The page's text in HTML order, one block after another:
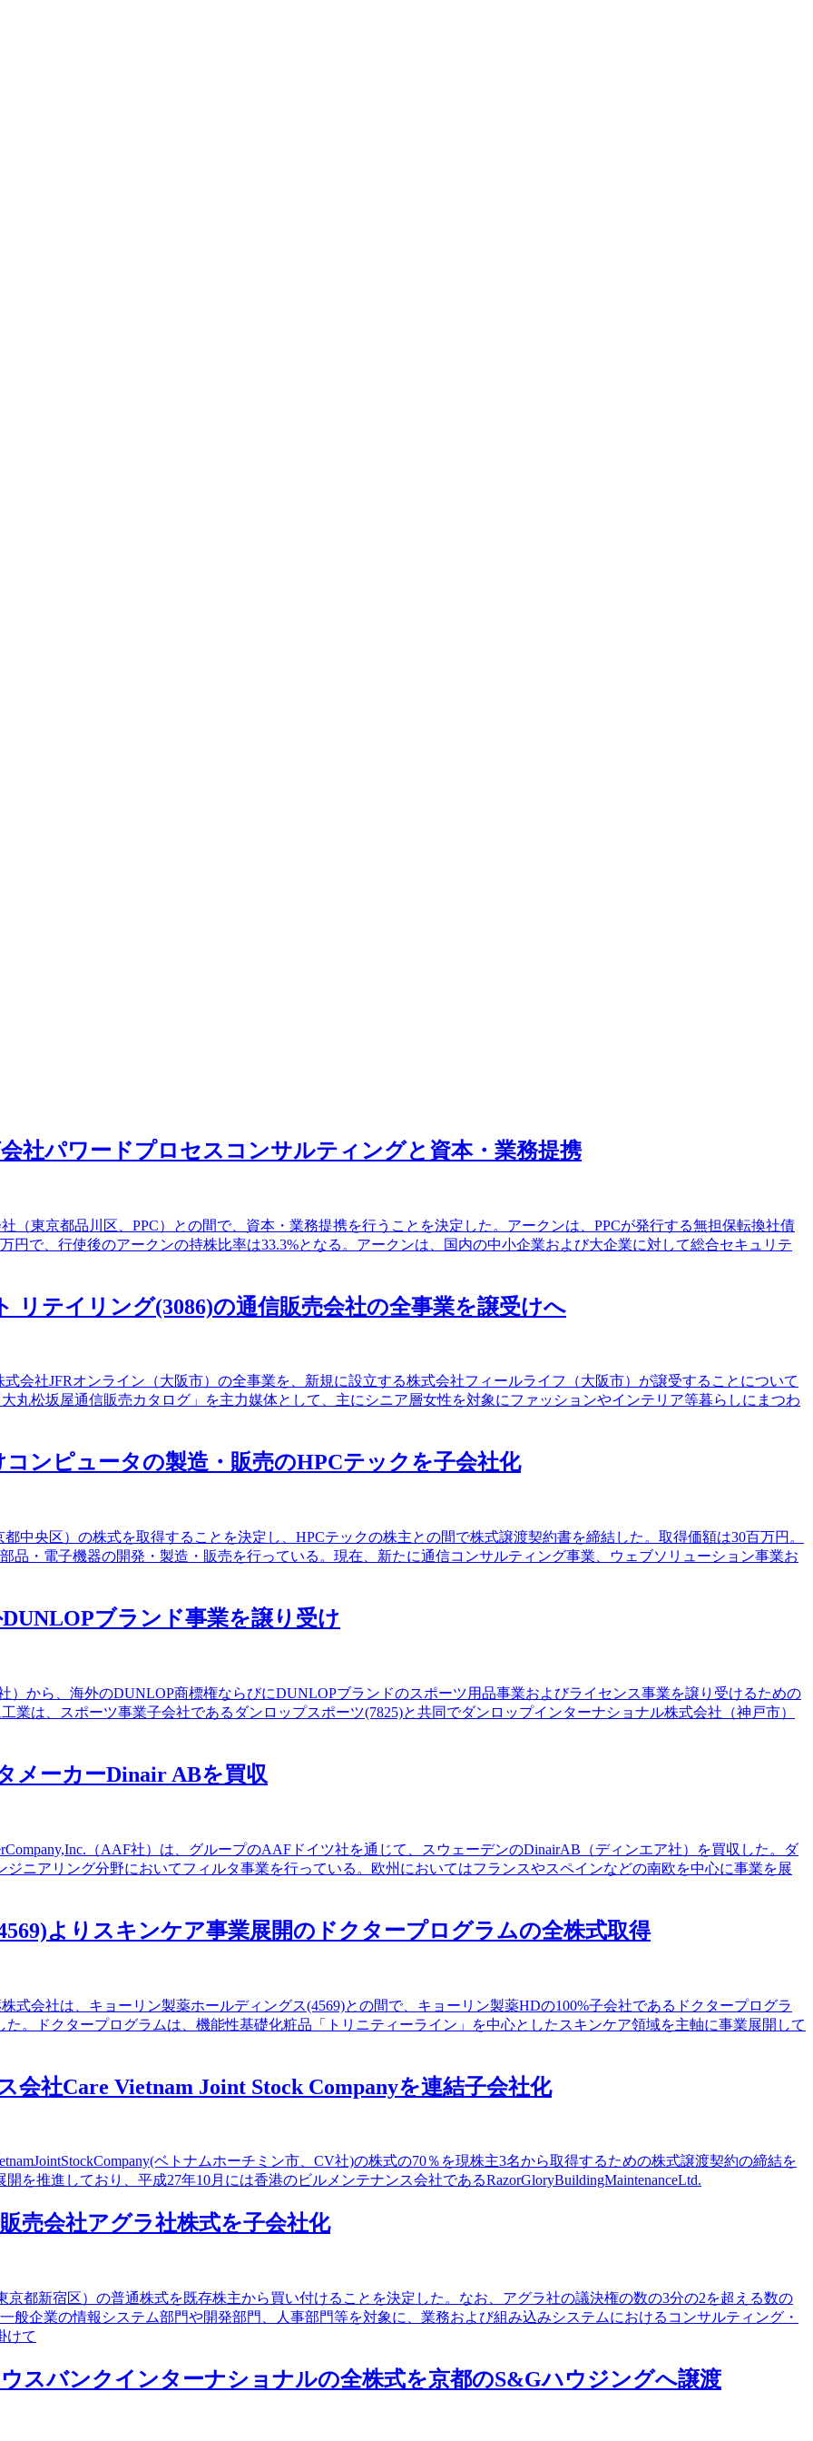
社パワードプロセスコンサルティングと資本・業務提携
（東京都品川区、PPC）との間で、資本・業務提携を行うことを決定した。アークンは、PPCが発行する無担保転換社債
円で、行使後のアークンの持株比率は33.3%となる。アークンは、国内の中小企業および大企業に対して総合セキュリテ
リテイリング(3086)の通信販売会社の全事業を譲受けへ
会社JFRオンライン（大阪市）の全事業を、新規に設立する株式会社フィールライフ（大阪市）が譲受することについて
丸松坂屋通信販売カタログ」を主力媒体として、主にシニア層女性を対象にファッションやインテリア等暮らしにまつわ
ンピュータの製造・販売のHPCテックを子会社化
中央区）の株式を取得することを決定し、HPCテックの株主との間で株式譲渡契約書を締結した。取得価額は30百万円。
品・電子機器の開発・製造・販売を行っている。現在、新たに通信コンサルティング事業、ウェブソリューション事業お
ブランド事業を譲り受け
）から、海外のDUNLOP商標権ならびにDUNLOPブランドのスポーツ用品事業およびライセンス事業を譲り受けるための
業は、スポーツ事業子会社であるダンロップスポーツ(7825)と共同でダンロップインターナショナル株式会社（神戸市）
メーカーDinair ABを買収
（AAF社）は、グループのAAFドイツ社を通じて、スウェーデンのDinairAB（ディンエア社）を買収した。ダ
ニアリング分野においてフィルタ事業を行っている。欧州においてはフランスやスペインなどの南欧を中心に事業を展
よりスキンケア事業展開のドクタープログラムの全株式取得
式会社は、キョーリン製薬ホールディングス(4569)との間で、キョーリン製薬HDの100%子会社であるドクタープログラ
。ドクタープログラムは、機能性基礎化粧品「トリニティーライン」を中心としたスキンケア領域を主軸に事業展開して
社Care Vietnam Joint Stock Companyを連結子会社化
ベトナムホーチミン市、CV社)の株式の70％を現株主3名から取得するための株式譲渡契約の締結を
を推進しており、平成27年10月には香港のビルメンテナンス会社であるRazorGloryBuildingMaintenanceLtd.
売会社アグラ社株式を子会社化
都新宿区）の普通株式を既存株主から買い付けることを決定した。なお、アグラ社の議決権の数の3分の2を超える数の
企業の情報システム部門や開発部門、人事部門等を対象に、業務および組み込みシステムにおけるコンサルティング・
けて
スバンクインターナショナルの全株式を京都のS&Gハウジングへ譲渡